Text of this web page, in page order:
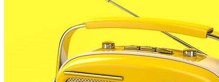
d’implantar un gran projecte hoteler i crear una zona
turística a Palafolls, entre el Molí Vell i Marineland.
Segons el partit, aquesta iniciativa promocionaria el
municipi i aportaria més riquesa a l’Ajuntament. Així
mateix, el partit considera que aportaria més
capacitat econòmica al consistori i que donaria